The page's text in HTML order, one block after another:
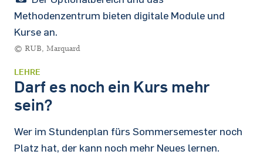
Methodenzentrum bieten digitale Module und
Kurse an.
© RUB, Marquard
LEHRE
Darf es noch ein Kurs mehr
sein?
Wer im Stundenplan fürs Sommersemester noch
Platz hat, der kann noch mehr Neues lernen.